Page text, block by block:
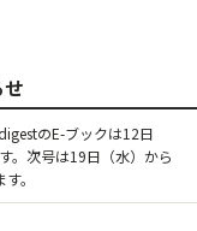
のE-ブックは12日
。次号は19日（水）から
。